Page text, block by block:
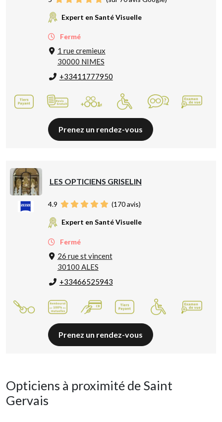
Expert en Santé Visuelle
Fermé
1 rue cremieux
30000 NIMES
+33411777950
Prenez un rendez-vous
LES OPTICIENS GRISELIN
4.9 (170avis)
Expert en Santé Visuelle
Fermé
26 rue st vincent
30100 ALES
+33466525943
Prenez un rendez-vous
Opticiens à proximité de Saint
Gervais